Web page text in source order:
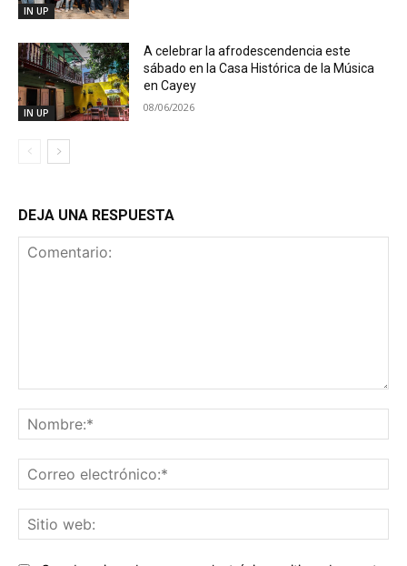
IN UP
IN UP
A celebrar la afrodescendencia este
sábado en la Casa Histórica de la Música
en Cayey
08/06/2026
DEJA UNA RESPUESTA